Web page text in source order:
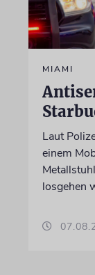
MIAMI
Laut
einem
losgehen